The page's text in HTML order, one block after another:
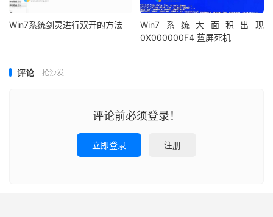
Win7系统剑灵进行双开的方法
Win7系统大面积出现
0X000000F4 蓝屏死机
评论 抢沙发
评论前必须登录！
立即登录 注册